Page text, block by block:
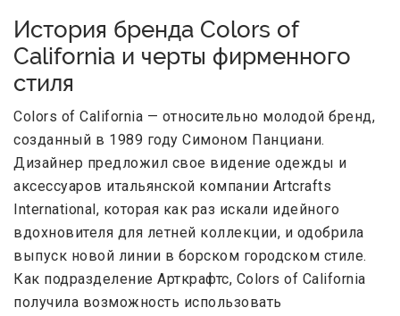
История бренда Colors of
California и черты фирменного
стиля
Colors of California — относительно молодой бренд,
созданный в 1989 году Симоном Панциани.
Дизайнер предложил свое видение одежды и
аксессуаров итальянской компании Artcrafts
International, которая как раз искали идейного
вдохновителя для летней коллекции, и одобрила
выпуск новой линии в борском городском стиле.
Как подразделение Арткрафтс, Colors of California
получила возможность использовать